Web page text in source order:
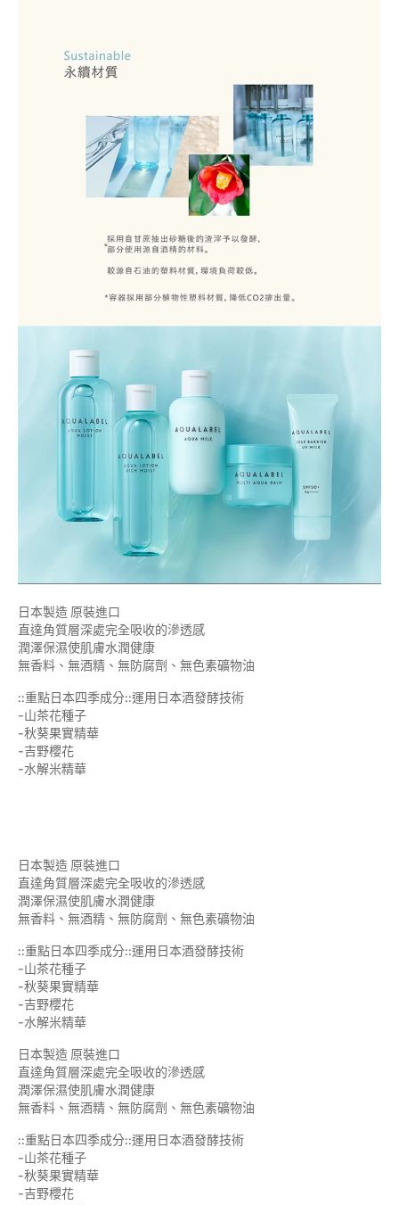
日本製造 原裝進口
直達角質層深處完全吸收的滲透感
潤澤保濕使肌膚水潤健康
無香料、無酒精、無防腐劑、無色素礦物油
::重點日本四季成分::運用日本酒發酵技術
-山茶花種子
-秋葵果實精華
-吉野櫻花
-水解米精華
日本製造 原裝進口
直達角質層深處完全吸收的滲透感
潤澤保濕使肌膚水潤健康
無香料、無酒精、無防腐劑、無色素礦物油
::重點日本四季成分::運用日本酒發酵技術
-山茶花種子
-秋葵果實精華
-吉野櫻花
-水解米精華
日本製造 原裝進口
直達角質層深處完全吸收的滲透感
潤澤保濕使肌膚水潤健康
無香料、無酒精、無防腐劑、無色素礦物油
::重點日本四季成分::運用日本酒發酵技術
-山茶花種子
-秋葵果實精華
-吉野櫻花